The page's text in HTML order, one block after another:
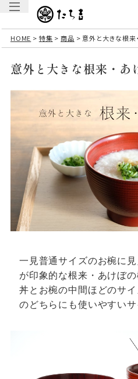
HOME 特集 商品 意外と大きな根来
意外と大きな根来・あ
一見普通サイズのお椀に見
が印象的な根来・あけぼの
丼とお椀の中間ほどのサ
のどちらにも使いやすい